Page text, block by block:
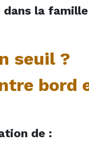
dans la
seuil ?
bord
de :